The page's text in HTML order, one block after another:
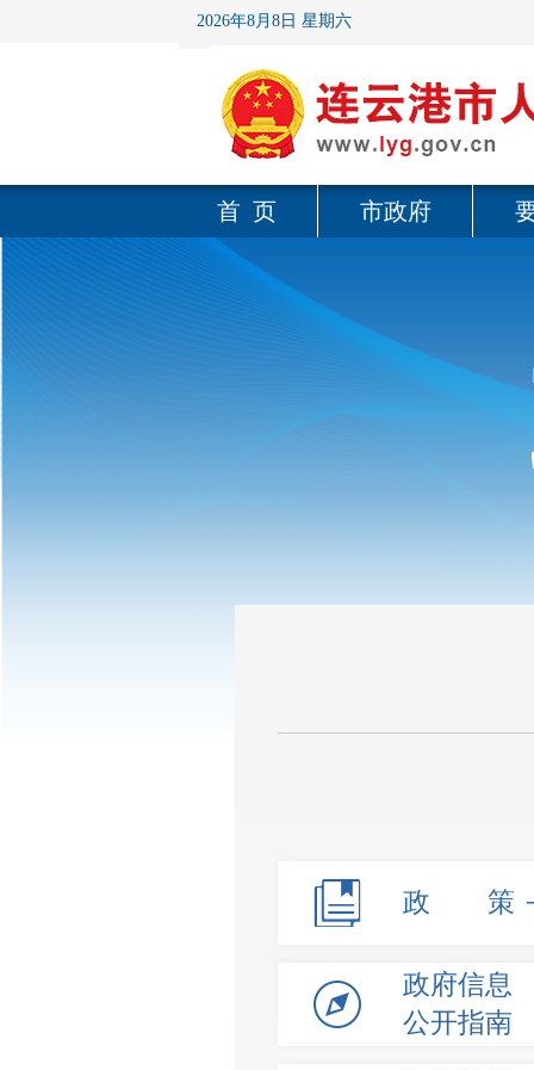
2026年8月8日 星期六
首 页 市政府
政 策
政府信息
公开指南